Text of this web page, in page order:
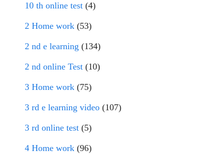
10 th online test (4)
2 Home work (53)
2 nd e learning (134)
2 nd online Test (10)
3 Home work (75)
3 rd e learning video (107)
3 rd online test (5)
4 Home work (96)